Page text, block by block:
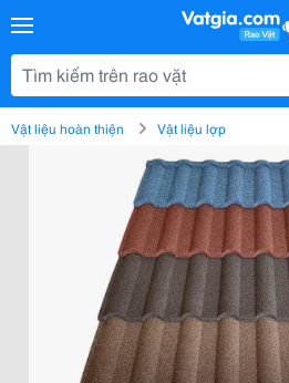
Vật liệu hoàn thiện Vật liệu lợp